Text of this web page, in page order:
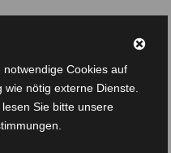
Auf die
Wunschliste
Cookies auf
nötig externe Dienste.
Sie bitte unsere